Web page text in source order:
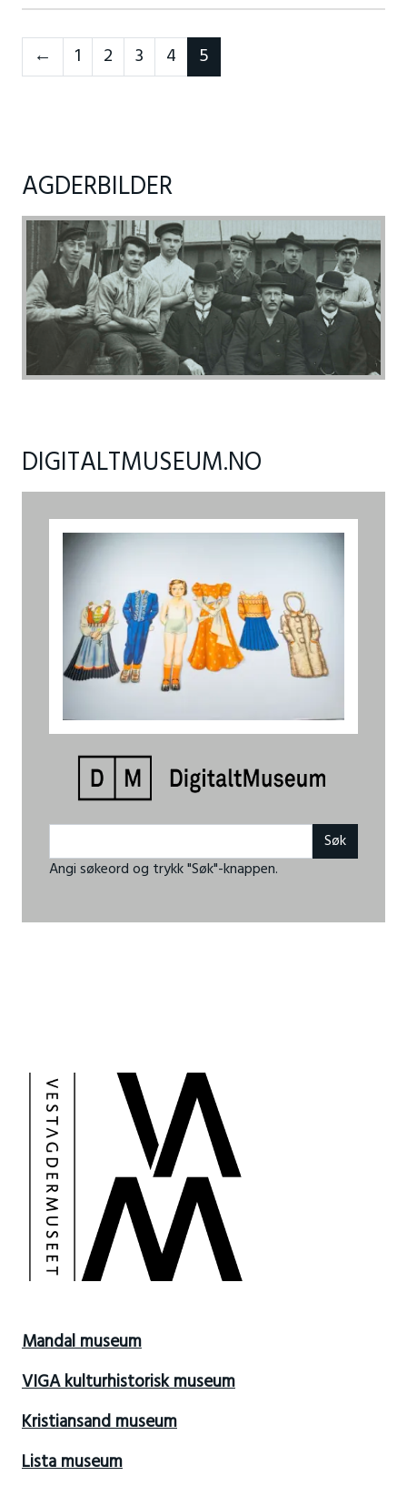
← Neste
1 2 3 4 5
AGDERBILDER
DIGITALTMUSEUM.NO
Angi søkeord og trykk "Søk"-knappen.
Mandal museum
VIGA kulturhistorisk museum
Kristiansand museum
Lista museum